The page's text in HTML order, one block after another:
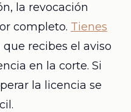
la revocación
completo. Tienes
recibes el aviso
en la corte. Si
la licencia se